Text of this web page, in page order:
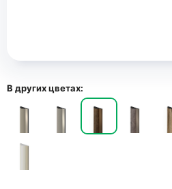
В других цветах: